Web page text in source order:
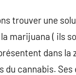
trouver une
marijuana ( ils
dans la
cannabis.